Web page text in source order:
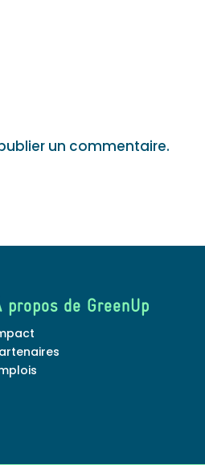
un commentaire.
propos de GreenUp